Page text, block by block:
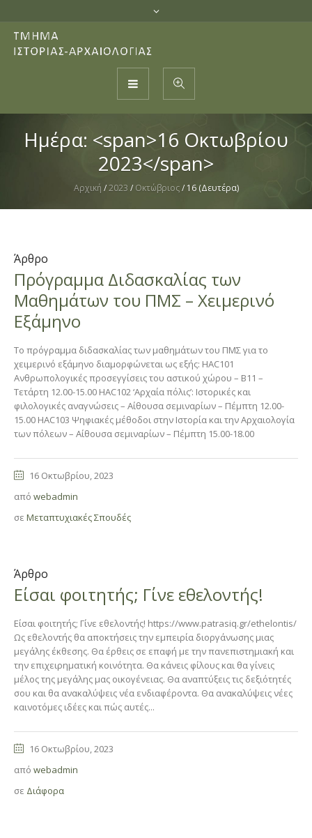
Ημέρα: <span>16 Οκτωβρίου
2023</span>
Αρχική /2023 / Οκτώβριος / 16 (Δευτέρα)
Άρθρο
Πρόγραμμα Διδασκαλίας των
Μαθημάτων του ΠΜΣ – Χειμερινό
Εξάμηνο
Tο πρόγραμμα διδασκαλίας των μαθημάτων του ΠΜΣ για το
χειμερινό εξάμηνο διαμορφώνεται ως εξής: HAC101
Ανθρωπολογικές προσεγγίσεις του αστικού χώρου – Β11 –
Τετάρτη 12.00-15.00 HAC102 ‘Αρχαία πόλις’: Ιστορικές και
φιλολογικές αναγνώσεις – Αίθουσα σεμιναρίων – Πέμπτη 12.00-
15.00 HAC103 Ψηφιακές μέθοδοι στην Ιστορία και την Αρχαιολογία
των πόλεων – Αίθουσα σεμιναρίων – Πέμπτη 15.00-18.00
16 Οκτωβρίου, 2023
από webadmin
σε Μεταπτυχιακές Σπουδές
Άρθρο
Είσαι φοιτητής; Γίνε εθελοντής!
Είσαι φοιτητής; Γίνε εθελοντής! https://www.patrasiq.gr/ethelontis/
Ως εθελοντής θα αποκτήσεις την εμπειρία διοργάνωσης μιας
μεγάλης έκθεσης. Θα έρθεις σε επαφή με την πανεπιστημιακή και
την επιχειρηματική κοινότητα. Θα κάνεις φίλους και θα γίνεις
μέλος της μεγάλης μας οικογένειας. Θα αναπτύξεις τις δεξιότητές
σου και θα ανακαλύψεις νέα ενδιαφέροντα. Θα ανακαλύψεις νέες
καινοτόμες ιδέες και πώς αυτές...
16 Οκτωβρίου, 2023
από webadmin
σε Διάφορα